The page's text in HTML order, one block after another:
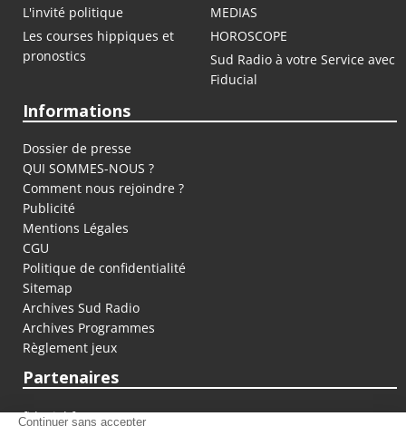
L'invité politique
MEDIAS
Les courses hippiques et
pronostics
HOROSCOPE
Sud Radio à votre Service avec
Fiducial
Informations
Dossier de presse
QUI SOMMES-NOUS ?
Comment nous rejoindre ?
Publicité
Mentions Légales
CGU
Politique de confidentialité
Sitemap
Archives Sud Radio
Archives Programmes
Règlement jeux
Partenaires
fiducial.fr